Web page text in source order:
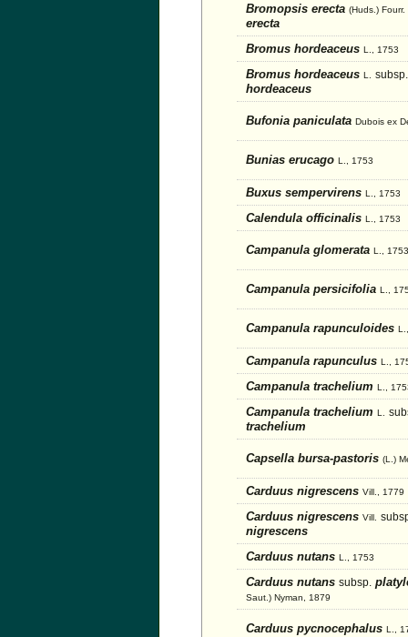
Bromopsis erecta (Huds.) Fourr.
erecta
Bromus hordeaceus L., 1753
Bromus hordeaceus L. subsp.
hordeaceus
Bufonia paniculata Dubois ex
Bunias erucago L., 1753
Buxus sempervirens L., 1753
Calendula officinalis L., 1753
Campanula glomerata L., 1753
Campanula persicifolia L.,
Campanula rapunculoides
Campanula rapunculus L.,
Campanula trachelium L.,
Campanula trachelium L.
trachelium
Capsella bursa-pastoris (L.)
Carduus nigrescens Vill., 1779
Carduus nigrescens Vill.
nigrescens
Carduus nutans L., 1753
Carduus nutans subsp.
Saut.) Nyman, 1879
Carduus pycnocephalus L.,